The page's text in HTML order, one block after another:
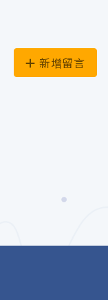
新增留言